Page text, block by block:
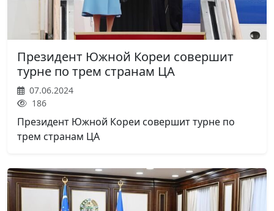
Президент Южной Кореи совершит
турне по трем странам ЦА
07.06.2024
186
Президент Южной Кореи совершит турне по
трем странам ЦА